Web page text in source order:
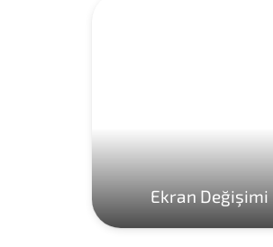
Ekran Değişimi